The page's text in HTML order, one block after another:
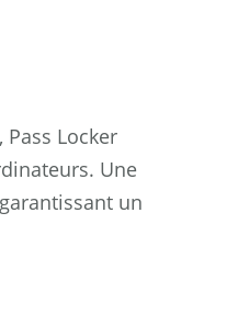
Locker
Une
un